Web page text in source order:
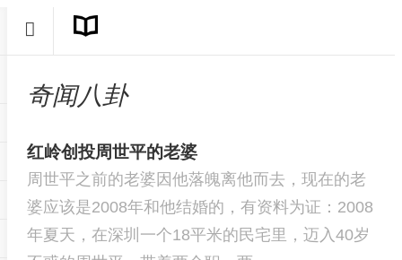
奇闻八卦
红岭创投周世平的老婆
周世平之前的老婆因他落魄离他而去，现在的老
婆应该是2008年和他结婚的，有资料为证：2008
年夏天，在深圳一个18平米的民宅里，迈入40岁